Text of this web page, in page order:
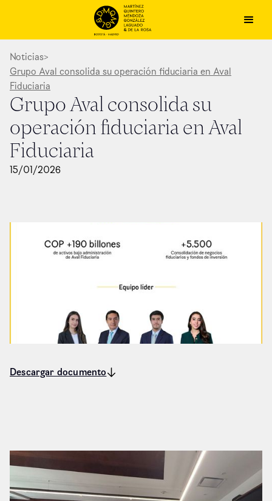
Noticias>
Grupo Aval consolida su operación fiduciaria en Aval
Fiduciaria
Grupo Aval consolida su
operación fiduciaria en Aval
Fiduciaria
15/01/2026
Descargar documento